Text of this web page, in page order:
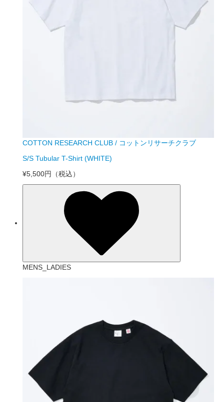
COTTON RESEARCH CLUB / コットンリサーチクラブ
S/S Tubular T-Shirt (WHITE)
¥5,500円
（税込）
MENS_LADIES